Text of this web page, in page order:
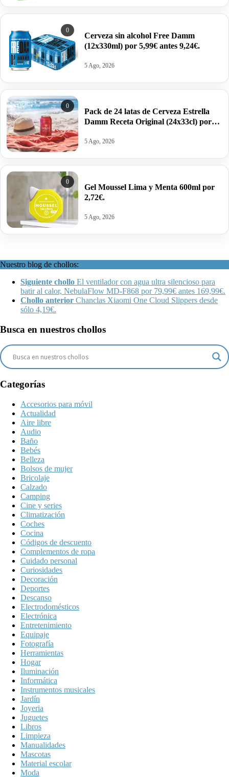
0
Cerveza sin alcohol Free Damm
(12x330ml) por 5,99€ antes 9,24€.
5 Ago, 2026
0
Pack de 24 latas de Cerveza Estrella
Damm Receta Original (24x33cl) por
5 Ago, 2026
0
Gel Moussel Lima y Menta 600ml por
2,72€.
5 Ago, 2026
Nuestro blog de chollos:
Siguiente chollo El ventilador con agua ultra silencioso para
batir al calor, NebulaFlow MD-F868 por 79,99€ antes 169,99€.
Chollo anterior Chanclas Xiaomi One Cloud Slippers desde
sólo 4,19€.
Busca en nuestros chollos
Categorías
Accesorios para móvil
Actualidad
Aire libre
Audio
Baño
Bebés
Belleza
Bolsos de mujer
Bricolaje
Calzado
Camping
Cine y series
Climatización
Coches
Cocina
Códigos de descuento
Complementos de ropa
Cuidado personal
Curiosidades
Decoración
Deportes
Descanso
Electrodomésticos
Electrónica
Entretenimiento
Equipaje
Fotografía
Herramientas
Hogar
Iluminación
Informática
Instrumentos musicales
Jardín
Joyeria
Juguetes
Libros
Limpieza
Manualidades
Mascotas
Material escolar
Moda